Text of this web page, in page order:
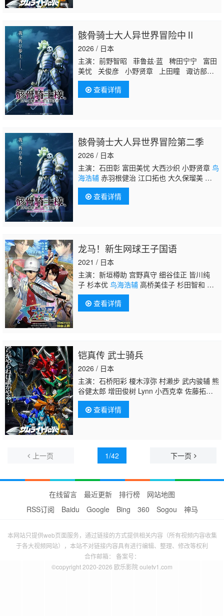
骸骨骑士大人异世界冒险中Ⅱ
2026 / 日本
主演：前野智昭 菲鲁兹·蓝 稗田宁宁 富田
美忧 关俊彦 小野贤章 上田瞳 诹访部顺
一 赤羽根健治 四宫豪 江口拓也 大久保
瑠美鸟海浩辅
沙织 山根绮 逢田梨香子 河西健吾 白石
查看详情
骸骨骑士大人异世界冒险第二季
2026 / 日本
主演：石田彰 富田美忧 大西沙织 小野贤章 鸟
海浩辅赤羽根健治 江口拓也 大久保瑠美 前野
智昭 河西健吾 诹访部顺一 竹内良太 白石
稔 四宫豪 关俊彦 皆口裕子 逢田梨香子 稗田
宁宁 上田瞳 菲鲁兹·蓝 山根绮
查看详情
龙马！新生网球王子国语
2021 / 日本
主演：新垣樽助 宫野真守 细谷佳正 皆川纯
子 杉本优 鸟海浩辅高桥美佳子 杉田智和 村
中知 松山鹰志 武内骏辅 置鲇龙太郎 诹访部顺
一 竹内良太 织田优成 森山荣治 甲斐田幸
查看详情
铠真传 武士骑兵
2026 / 日本
主演：石桥阳彩 榎木淳弥 村濑步 武内骏辅 熊
谷健太郎 增田俊树 Lynn 小西克幸 佐藤拓
也鸟海浩辅寺岛拓笃 杉田智和 天崎滉平
查看详情
上一页 1/42 下一页
在线留言 最近更新 排行榜
网站地图
RSS订阅
Baidu Google Bing 360 Sogou 神马
本网站只提供web页面服务，通过链接的方式提供相关内容（所有视频内容收集
于各大视频网站），本站不对链接内容具有进行编辑、整理、修改等权利
合作邮箱： 备案号：
©copyright 2020-2026 欧乐影院 ouletv1.com